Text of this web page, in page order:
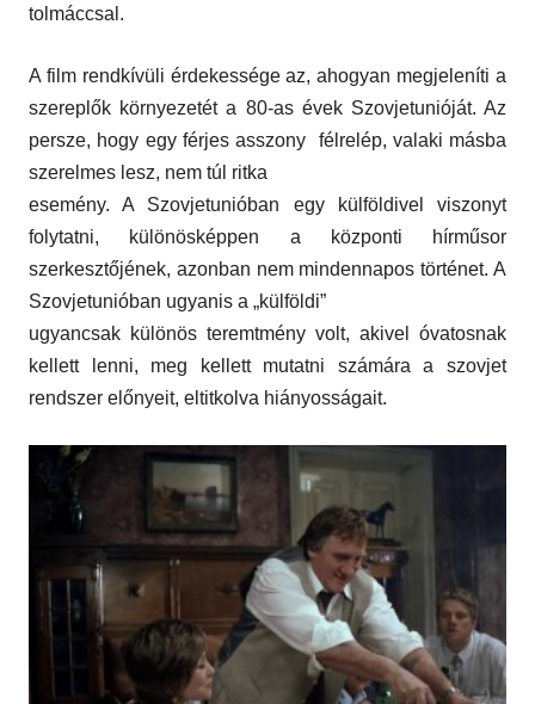
tolmáccsal.
A film rendkívüli érdekessége az, ahogyan megjeleníti a
szereplők környezetét a 80-as évek Szovjetunióját. Az
persze, hogy egy férjes asszony félrelép, valaki másba
szerelmes lesz, nem túl ritka
esemény. A Szovjetunióban egy külföldivel viszonyt
folytatni, különösképpen a központi hírműsor
szerkesztőjének, azonban nem mindennapos történet. A
Szovjetunióban ugyanis a „külföldi”
ugyancsak különös teremtmény volt, akivel óvatosnak
kellett lenni, meg kellett mutatni számára a szovjet
rendszer előnyeit, eltitkolva hiányosságait.